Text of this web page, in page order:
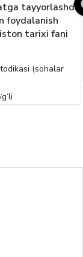
yashash
nazariyasi va
Yakubovna